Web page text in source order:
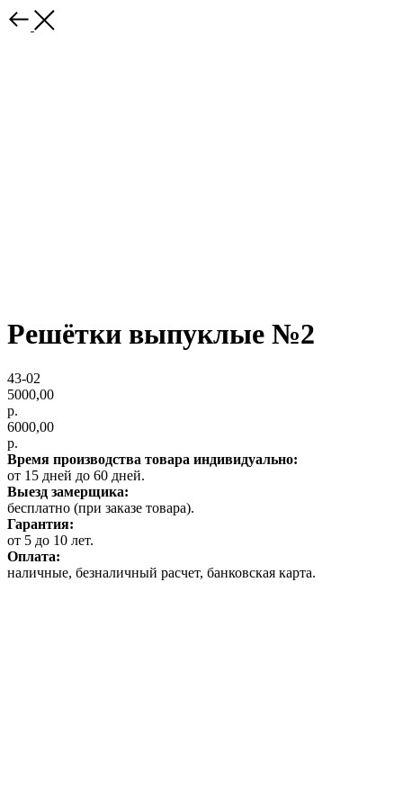
Решётки выпуклые №2
43-02
5000,00
р.
6000,00
р.
Время производства товара индивидуально:
от 15 дней до 60 дней.
Выезд замерщика:
бесплатно (при заказе товара).
Гарантия:
от 5 до 10 лет.
Оплата:
наличные, безналичный расчет, банковская карта.